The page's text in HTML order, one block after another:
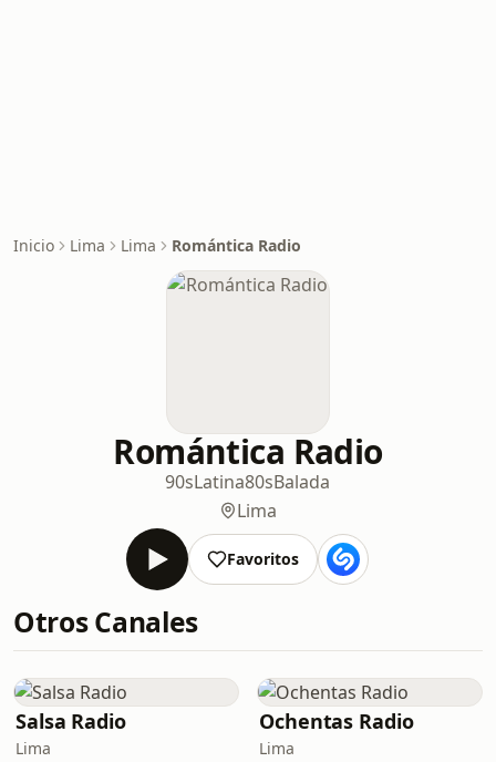
Inicio Lima Lima Romántica Radio
Romántica Radio
90sLatina80sBalada
Lima
Favoritos
Otros Canales
Salsa Radio
Lima
Ochentas Radio
Lima